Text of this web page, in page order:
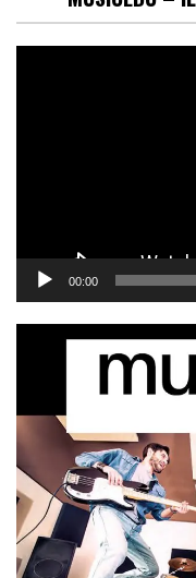
00:00